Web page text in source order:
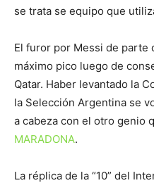
se trata se equipo que
El furor por Messi de parte
máximo pico luego de
Qatar. Haber levantado la
la Selección Argentina se
a cabeza con el otro genio
MARADONA.
La réplica de la “10” del